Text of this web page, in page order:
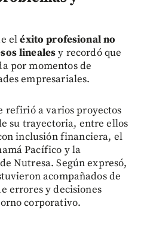
eléxito profesional no
linealesy recordó que
por momentos de
empresariales.
refirió a varios proyectos
su trayectoria, entre ellos
inclusión financiera, el
Pacífico y la
Nutresa. Según expresó,
acompañados de
errores y decisiones
corporativo.